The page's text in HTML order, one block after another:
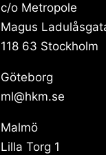
c/o Metropole
Magus
118 63 Stockholm
Göteborg
ml@hkm.se
Malmö
Lilla Torg 1